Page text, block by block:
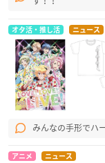
オタ活・推し活 ニュース
みんなの手形でハ
アニメ ニュース